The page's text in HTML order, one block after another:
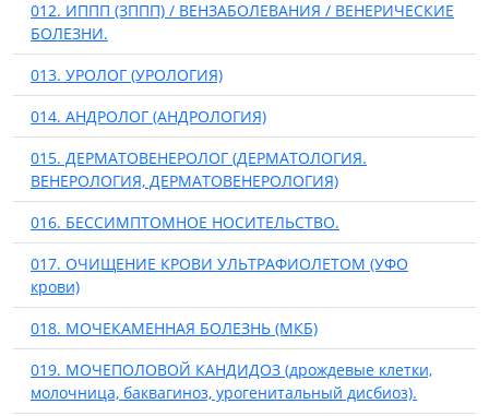
012. ИППП (ЗППП) / ВЕНЗАБОЛЕВАНИЯ / ВЕНЕРИЧЕСКИЕ
БОЛЕЗНИ.
013. УРОЛОГ (УРОЛОГИЯ)
014. АНДРОЛОГ (АНДРОЛОГИЯ)
015. ДЕРМАТОВЕНЕРОЛОГ (ДЕРМАТОЛОГИЯ.
ВЕНЕРОЛОГИЯ, ДЕРМАТОВЕНЕРОЛОГИЯ)
016. БЕССИМПТОМНОЕ НОСИТЕЛЬСТВО.
017. ОЧИЩЕНИЕ КРОВИ УЛЬТРАФИОЛЕТОМ (УФО
крови)
018. МОЧЕКАМЕННАЯ БОЛЕЗНЬ (МКБ)
019. МОЧЕПОЛОВОЙ КАНДИДОЗ (дрождевые клетки,
молочница, баквагиноз, урогенитальный дисбиоз).